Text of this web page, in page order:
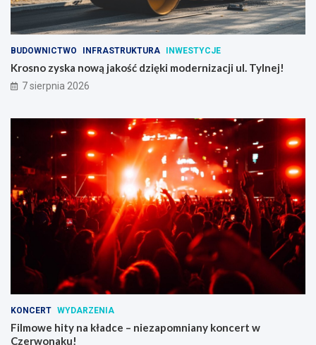
BUDOWNICTWO INFRASTRUKTURA INWESTYCJE
Krosno zyska nową jakość dzięki modernizacji ul. Tylnej!
7 sierpnia 2026
KONCERT WYDARZENIA
Filmowe hity na kładce – niezapomniany koncert w
Czerwonaku!